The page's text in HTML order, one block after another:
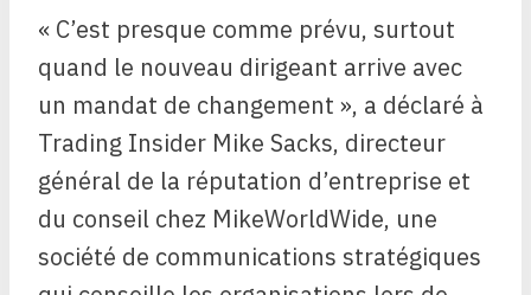
« C’est presque comme prévu, surtout
quand le nouveau dirigeant arrive avec
un mandat de changement », a déclaré à
Trading Insider Mike Sacks, directeur
général de la réputation d’entreprise et
du conseil chez MikeWorldWide, une
société de communications stratégiques